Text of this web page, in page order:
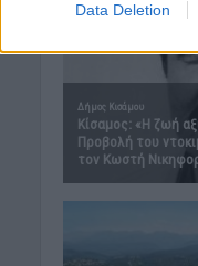
Data Deletion